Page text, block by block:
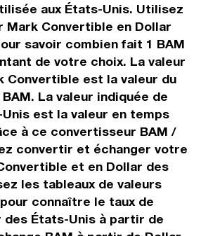
aux États-Unis. Utilisez
Mark Convertible en Dollar
savoir combien fait 1 BAM
de votre choix. La valeur
Convertible est la valeur du
La valeur indiquée de
est la valeur en temps
à ce convertisseur BAM /
convertir et échanger votre
et en Dollar des
les tableaux de valeurs
connaître le taux de
des États-Unis à partir de